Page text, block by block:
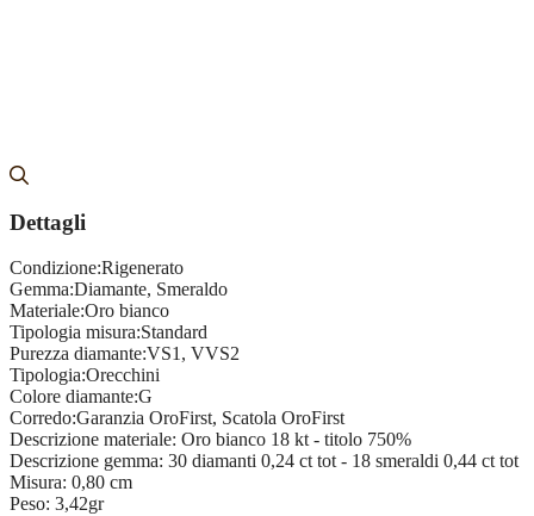
Dettagli
Condizione:Rigenerato
Gemma:Diamante, Smeraldo
Materiale:Oro bianco
Tipologia misura:Standard
Purezza diamante:VS1, VVS2
Tipologia:Orecchini
Colore diamante:G
Corredo:Garanzia OroFirst, Scatola OroFirst
Descrizione materiale: Oro bianco 18 kt - titolo 750%
Descrizione gemma: 30 diamanti 0,24 ct tot - 18 smeraldi 0,44 ct tot
Misura: 0,80 cm
Peso: 3,42gr